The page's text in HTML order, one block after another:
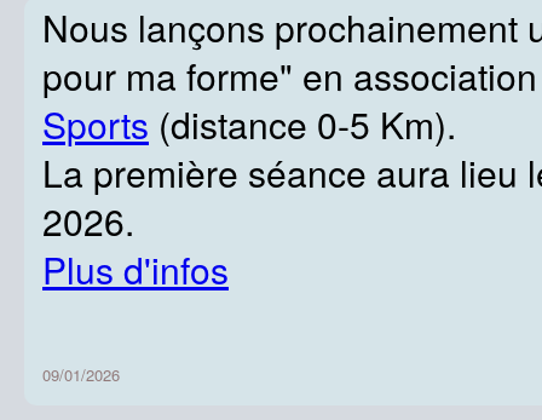
Nous lançons prochainement
pour ma forme" en
Sports (distance 0-5 Km).
La première séance aura lieu
2026.
Plus d'infos
09/01/2026